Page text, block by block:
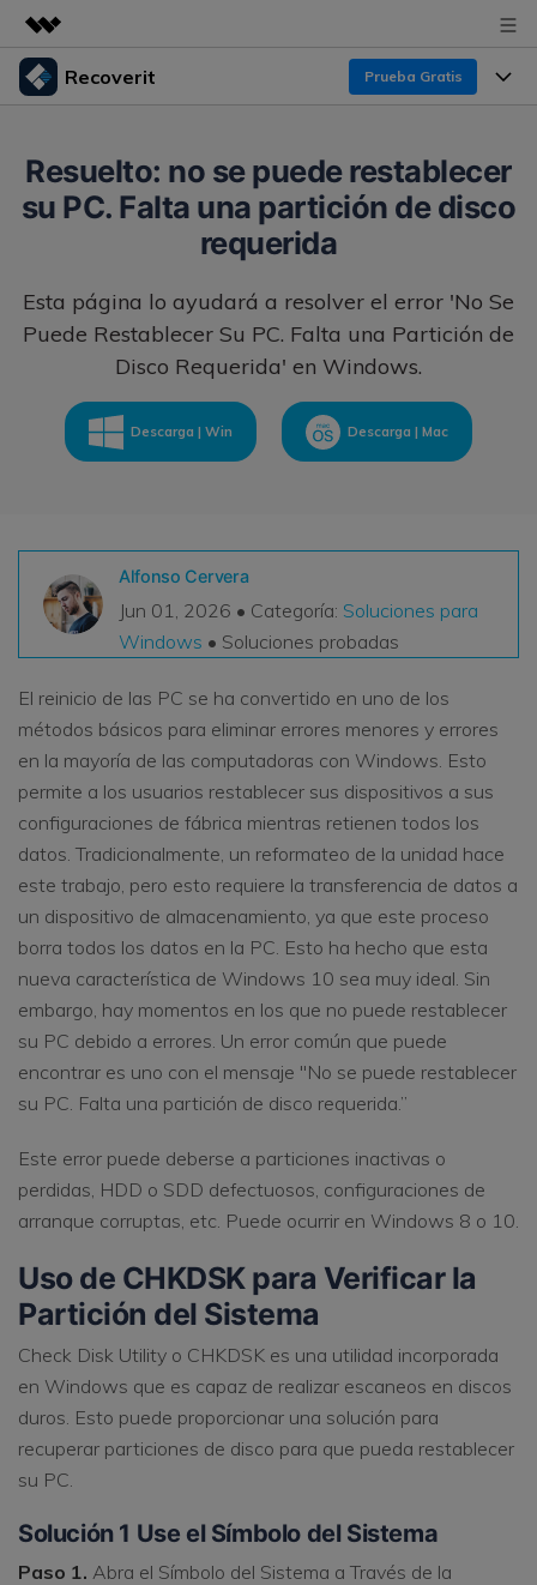
Productos destacados
Utilidades
Empresas
Resumen
Sala de prensa
Soporte
Recoverit Prueba Gratis
Recoverit para Windows
Líder en recuperación para Windows
Pruébalo Gratis
Recoverit para Mac
Recupera datos ilimitados del sistema Mac
Recoverit Gratis
Pruébalo Gratis
Otros Productos
Repairit - Reparar Datos
UBackit - Respaldar Datos
Funciones
Recuperar Medios Borrados
Soluciones de Recuperación Exclusivas
Recuperar Documentos
VER TODAS LAS FUNCIONES
Recursos
Por qué Recoverit
Experto en Recuperación de Datos
search
Resuelto: no se puede restablecer
su PC. Falta una partición de disco
requerida
Esta página lo ayudará a resolver el error 'No Se
Puede Restablecer Su PC. Falta una Partición de
Disco Requerida' en Windows.
Descarga | Win Descarga | Mac
Alfonso Cervera
Jun 01, 2026 • Categoría: Soluciones para
Windows • Soluciones probadas
El reinicio de las PC se ha convertido en uno de los
métodos básicos para eliminar errores menores y errores
en la mayoría de las computadoras con Windows. Esto
permite a los usuarios restablecer sus dispositivos a sus
configuraciones de fábrica mientras retienen todos los
datos. Tradicionalmente, un reformateo de la unidad hace
este trabajo, pero esto requiere la transferencia de datos a
un dispositivo de almacenamiento, ya que este proceso
borra todos los datos en la PC. Esto ha hecho que esta
nueva característica de Windows 10 sea muy ideal. Sin
embargo, hay momentos en los que no puede restablecer
su PC debido a errores. Un error común que puede
encontrar es uno con el mensaje "No se puede restablecer
su PC. Falta una partición de disco requerida.”
Este error puede deberse a particiones inactivas o
perdidas, HDD o SDD defectuosos, configuraciones de
arranque corruptas, etc. Puede ocurrir en Windows 8 o 10.
Uso de CHKDSK para Verificar la
Partición del Sistema
Check Disk Utility o CHKDSK es una utilidad incorporada
en Windows que es capaz de realizar escaneos en discos
duros. Esto puede proporcionar una solución para
recuperar particiones de disco para que pueda restablecer
su PC.
Solución 1 Use el Símbolo del Sistema
Paso 1. Abra el Símbolo del Sistema a Través de la